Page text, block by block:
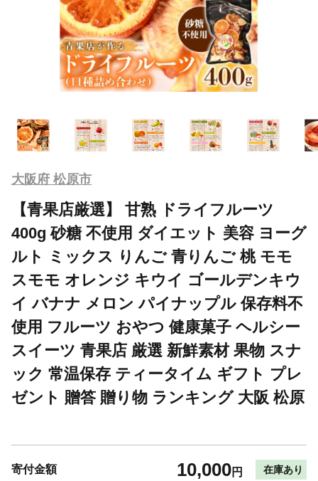
大阪府 松原市
【青果店厳選】 甘熟 ドライフルーツ
400g 砂糖 不使用 ダイエット 美容 ヨーグ
ルト ミックス りんご 青りんご 桃 モモ
スモモ オレンジ キウイ ゴールデンキウ
イ バナナ メロン パイナップル 保存料不
使用 フルーツ おやつ 健康菓子 ヘルシー
スイーツ 青果店 厳選 新鮮素材 果物 スナ
ック 常温保存 ティータイム ギフト プレ
ゼント 贈答 贈り物 ランキング 大阪 松原
寄付金額 10,000円 在庫あり